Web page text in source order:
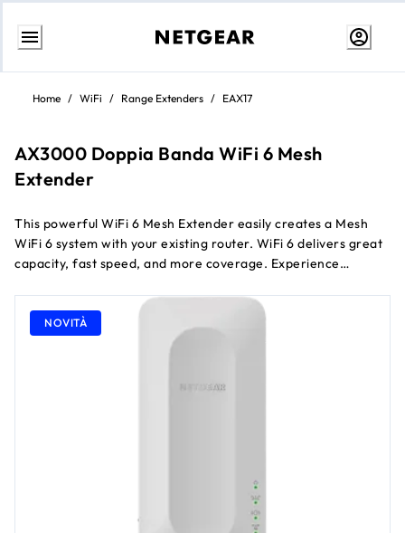
Passa
contenuto
Home / WiFi / Range Extenders / EAX17
AX3000 Doppia Banda WiFi 6 Mesh
Extender
This powerful WiFi 6 Mesh Extender easily creates a Mesh
WiFi 6 system with your existing router. WiFi 6 delivers great
capacity, fast speed, and more coverage. Experience
home with speeds of up to 3 Gbps
NOVITÀ